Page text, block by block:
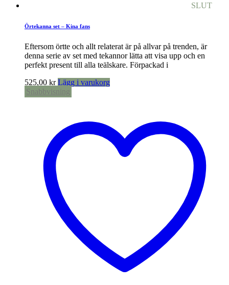
SLUT
Örtekanna set – Kina fans
Eftersom örtte och allt relaterat är på allvar på trenden, är
denna serie av set med tekannor lätta att visa upp och en
perfekt present till alla teälskare. Förpackad i
525,00 kr Lägg i varukorg
Snabbvisning